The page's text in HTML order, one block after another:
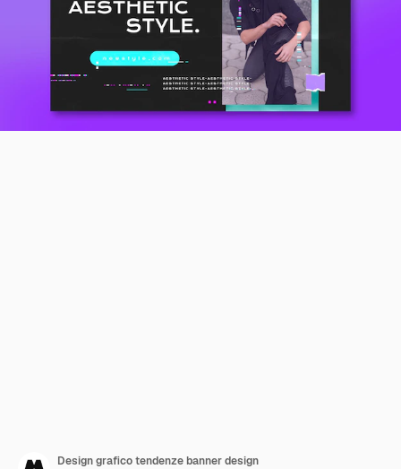
Design grafico tendenze banner design